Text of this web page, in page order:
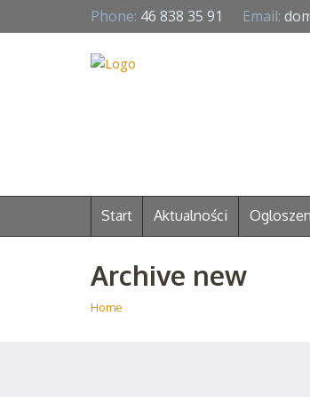
Phone: 46 838 35 91 Email:
Start Aktualności
Archive new
Home